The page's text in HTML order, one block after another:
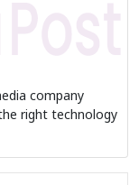
company
right technology